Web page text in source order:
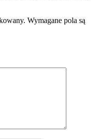
Wymagane pola są